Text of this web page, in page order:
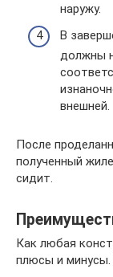
наружу.
В
должны
внешней.
После
полученный
сидит.
Как любая
плюсы и